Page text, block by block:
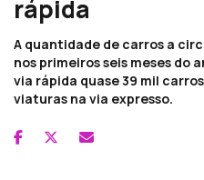
rápida
A quantidade de carros a
nos primeiros seis meses do
via rápida quase 39 mil
viaturas na via expresso.